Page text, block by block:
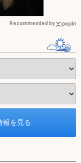
Recommended by